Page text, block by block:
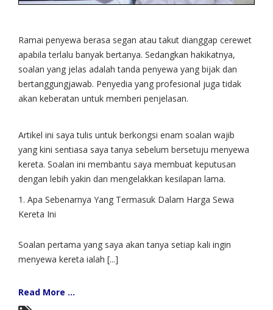
Ramai penyewa berasa segan atau takut dianggap cerewet
apabila terlalu banyak bertanya. Sedangkan hakikatnya,
soalan yang jelas adalah tanda penyewa yang bijak dan
bertanggungjawab. Penyedia yang profesional juga tidak
akan keberatan untuk memberi penjelasan.
Artikel ini saya tulis untuk berkongsi enam soalan wajib
yang kini sentiasa saya tanya sebelum bersetuju menyewa
kereta. Soalan ini membantu saya membuat keputusan
dengan lebih yakin dan mengelakkan kesilapan lama.
1. Apa Sebenarnya Yang Termasuk Dalam Harga Sewa
Kereta Ini
Soalan pertama yang saya akan tanya setiap kali ingin
menyewa kereta ialah [...]
Read More ...